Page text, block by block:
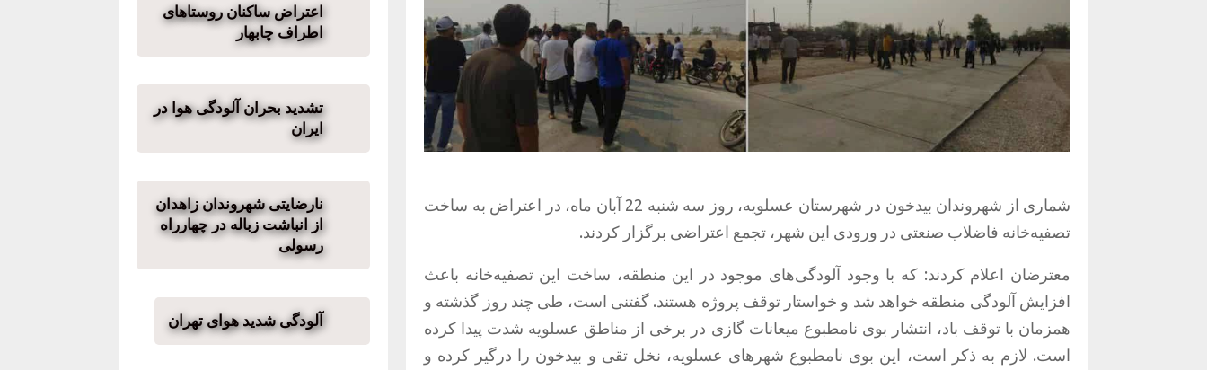
شماری از شهروندان بیدخون در شهرستان عسلویه، روز سه شنبه 22 آبان ماه، در اعتراض به ساخت
تصفیه‌خانه فاضلاب صنعتی در ورودی این شهر، تجمع اعتراضی برگزار کردند.
معترضان اعلام کردند: که با وجود آلودگی‌های موجود در این منطقه، ساخت این تصفیه‌خانه باعث
افزایش آلودگی منطقه خواهد شد و خواستار توقف پروژه هستند. گفتنی است، طی چند روز گذشته و
همزمان با توقف باد، انتشار بوی نامطبوع میعانات گازی در برخی از مناطق عسلویه شدت پیدا کرده
است. لازم به ذکر است، این بوی نامطبوع شهرهای عسلویه، نخل تقی و بیدخون را درگیر کرده و
اعتراض ساکنان روستاهای
اطراف چابهار
تشدید بحران آلودگی هوا در
ایران
نارضایتی شهروندان زاهدان
از انباشت زباله در چهارراه
رسولی
آلودگی شدید هوای تهران